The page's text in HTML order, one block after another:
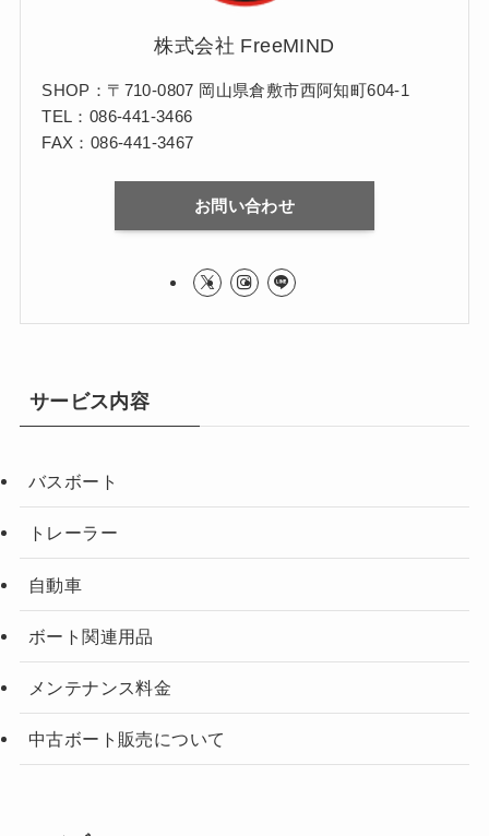
株式会社 FreeMIND
SHOP：〒710-0807 岡山県倉敷市西阿知町604-1
TEL：086-441-3466
FAX：086-441-3467
お問い合わせ
サービス内容
バスボート
トレーラー
自動車
ボート関連用品
メンテナンス料金
中古ボート販売について